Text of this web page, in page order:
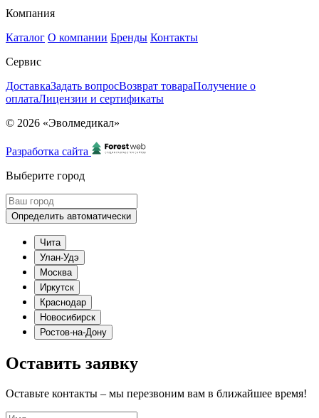
Компания
Каталог О компании Бренды Контакты
Сервис
ДоставкаЗадать вопросВозврат товараПолучение о
оплатаЛицензии и сертификаты
© 2026 «Эволмедикал»
Разработка сайта
Выберите город
Определить автоматически
Чита
Улан-Удэ
Москва
Иркутск
Краснодар
Новосибирск
Ростов-на-Дону
Оставить заявку
Оставьте контакты – мы перезвоним вам в ближайшее время!